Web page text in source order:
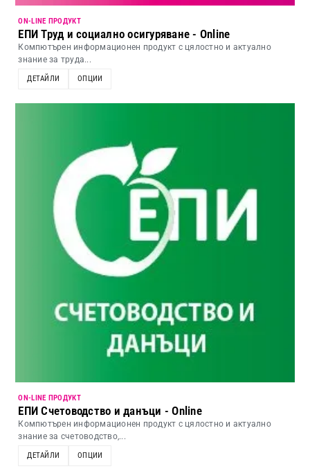
ON-LINE ПРОДУКТ
ЕПИ Труд и социално осигуряване - Online
Компютърен информационен продукт с цялостно и актуално
знание за труда...
ДЕТАЙЛИ ОПЦИИ
ON-LINE ПРОДУКТ
ЕПИ Счетоводство и данъци - Online
Компютърен информационен продукт с цялостно и актуално
знание за счетоводство,...
ДЕТАЙЛИ ОПЦИИ